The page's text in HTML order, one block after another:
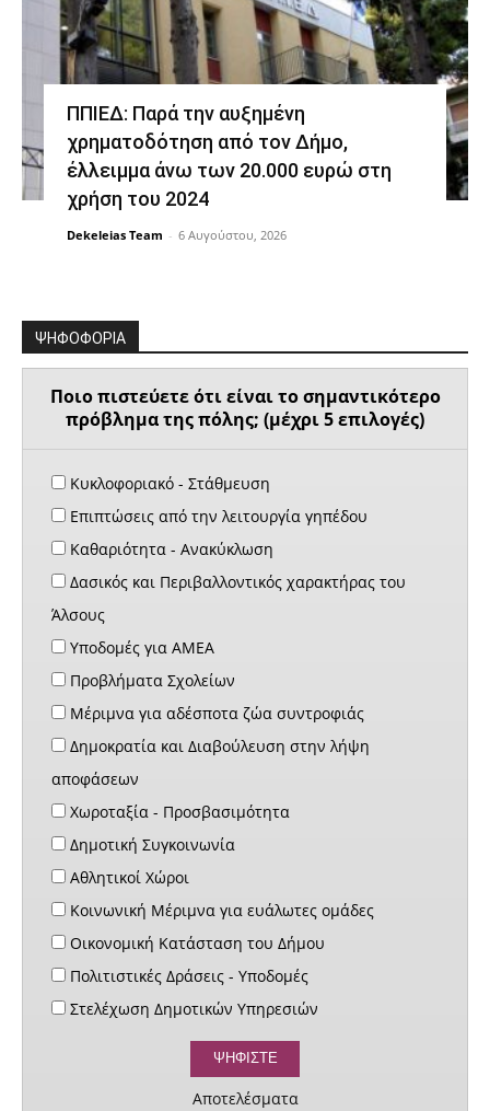
ΠΠΙΕΔ: Παρά την αυξημένη
χρηματοδότηση από τον Δήμο,
έλλειμμα άνω των 20.000 ευρώ στη
χρήση του 2024
Dekeleias Team - 6 Αυγούστου, 2026
ΨΗΦΟΦΟΡΙΑ
Ποιο πιστεύετε ότι είναι το σημαντικότερο
πρόβλημα της πόλης; (μέχρι 5 επιλογές)
Κυκλοφοριακό - Στάθμευση
Επιπτώσεις από την λειτουργία γηπέδου
Καθαριότητα - Ανακύκλωση
Δασικός και Περιβαλλοντικός χαρακτήρας του
Άλσους
Υποδομές για ΑΜΕΑ
Προβλήματα Σχολείων
Μέριμνα για αδέσποτα ζώα συντροφιάς
Δημοκρατία και Διαβούλευση στην λήψη
αποφάσεων
Χωροταξία - Προσβασιμότητα
Δημοτική Συγκοινωνία
Αθλητικοί Χώροι
Κοινωνική Μέριμνα για ευάλωτες ομάδες
Οικονομική Κατάσταση του Δήμου
Πολιτιστικές Δράσεις - Υποδομές
Στελέχωση Δημοτικών Υπηρεσιών
Αποτελέσματα